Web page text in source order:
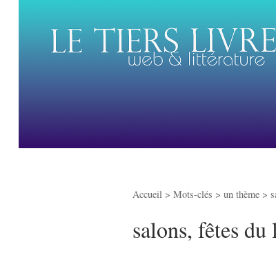
Accueil > Mots-clés > un thème >
salons, fêtes